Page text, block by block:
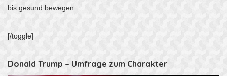
bis gesund bewegen.
[/toggle]
Donald Trump – Umfrage zum Charakter